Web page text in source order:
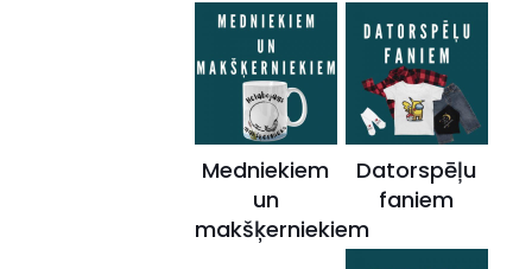
Medniekiem
un
makšķerniekiem
Datorspēļu
faniem